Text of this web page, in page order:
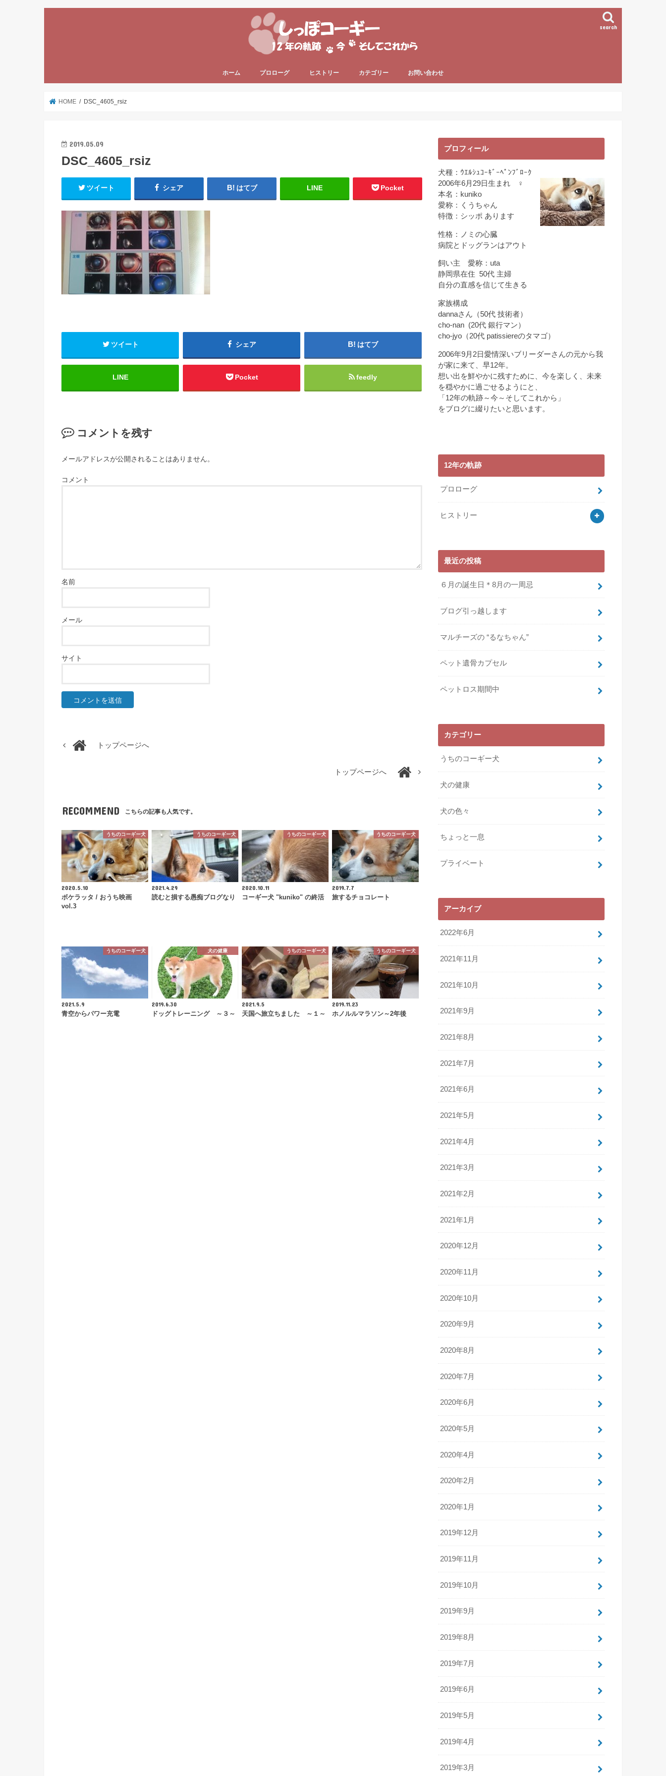
search
ホーム プロローグ ヒストリー カテゴリー お問い合わせ
HOME DSC_4605_rsiz
2019.05.09
DSC_4605_rsiz
ツイート シェア はてブ LINE Pocket
ツイート シェア はてブ
LINE Pocket feedly
コメントを残す
メールアドレスが公開されることはありません。
コメント
名前
メール
サイト
トップページへ
トップページへ
RECOMMEND こちらの記事も人気です。
うちのコーギー犬
2020.5.10
ボケラッタ / おうち映画
vol.3
うちのコーギー犬
2021.4.29
読むと損する愚痴ブログなり
うちのコーギー犬
2020.10.11
コーギー犬 "kuniko" の終活
うちのコーギー犬
2019.7.7
旅するチョコレート
うちのコーギー犬
2021.5.9
青空からパワー充電
犬の健康
2019.6.30
ドッグトレーニング ～３～
うちのコーギー犬
2021.9.5
天国へ旅立ちました ～１～
うちのコーギー犬
2019.11.23
ホノルルマラソン～2年後
プロフィール
犬種：ｳｴﾙｼｭｺｰｷﾞｰﾍﾟﾝﾌﾞﾛｰｸ
2006年6月29日生まれ ♀
本名：kuniko
愛称：くうちゃん
特徴：シッポ あります
性格：ノミの心臓
病院とドッグランはアウト
飼い主 愛称：uta
静岡県在住 50代 主婦
自分の直感を信じて生きる
家族構成
dannaさん（50代 技術者）
cho-nan (20代 銀行マン）
cho-jyo（20代 patissiereのタマゴ）
2006年9月2日愛情深いブリーダーさんの元から我
が家に来て、早12年。
想い出を鮮やかに残すために、今を楽しく、未来
を穏やかに過ごせるようにと、
「12年の軌跡～今～そしてこれから」
をブログに綴りたいと思います。
12年の軌跡
プロローグ
ヒストリー
最近の投稿
６月の誕生日＊8月の一周忌
ブログ引っ越します
マルチーズの “るなちゃん”
ペット遺骨カプセル
ペットロス期間中
カテゴリー
うちのコーギー犬
犬の健康
犬の色々
ちょっと一息
プライベート
アーカイブ
2022年6月
2021年11月
2021年10月
2021年9月
2021年8月
2021年7月
2021年6月
2021年5月
2021年4月
2021年3月
2021年2月
2021年1月
2020年12月
2020年11月
2020年10月
2020年9月
2020年8月
2020年7月
2020年6月
2020年5月
2020年4月
2020年2月
2020年1月
2019年12月
2019年11月
2019年10月
2019年9月
2019年8月
2019年7月
2019年6月
2019年5月
2019年4月
2019年3月